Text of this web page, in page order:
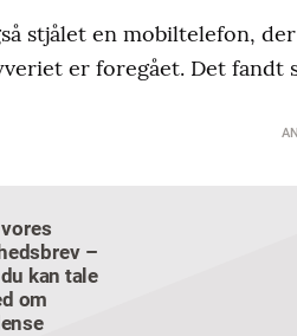
stjålet en mobiltelefon,
er foregået. Det fandt
–
kan tale
om